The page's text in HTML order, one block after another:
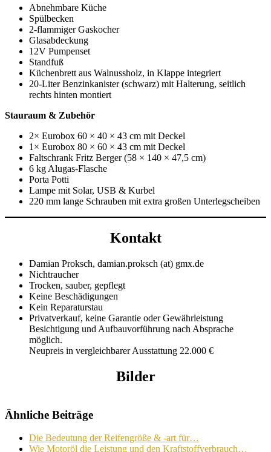
Abnehmbare Küche
Spülbecken
2-flammiger Gaskocher
Glasabdeckung
12V Pumpenset
Standfuß
Küchenbrett aus Walnussholz, in Klappe integriert
20-Liter Benzinkanister (schwarz) mit Halterung, seitlich
rechts hinten montiert
Stauraum & Zubehör
2× Eurobox 60 × 40 × 43 cm mit Deckel
1× Eurobox 80 × 60 × 43 cm mit Deckel
Faltschrank Fritz Berger (58 × 140 × 47,5 cm)
6 kg Alugas-Flasche
Porta Potti
Lampe mit Solar, USB & Kurbel
220 mm lange Schrauben mit extra großen Unterlegscheiben
Kontakt
Damian Proksch, damian.proksch (at) gmx.de
Nichtraucher
Trocken, sauber, gepflegt
Keine Beschädigungen
Kein Reparaturstau
Privatverkauf, keine Garantie oder Gewährleistung
Besichtigung und Aufbauvorführung nach Absprache
möglich.
Neupreis in vergleichbarer Ausstattung 22.000 €
Bilder
Ähnliche Beiträge
Die Bedeutung der Reifengröße & -art für…
Wie Motoröl die Leistung und den Kraftstoffverbrauch…